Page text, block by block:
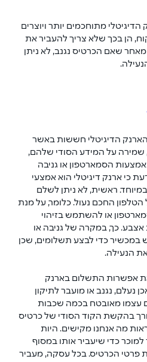
מתוחכמים יותר ויוצרים
הן בכך שלא צריך להעביר את
שאם הכרטיס נגנב, לא ניתן
הדיגיטלי חששות באשר
על המידע הסודי שלהם,
הסמארטפון או גניבה
כי ארנק דיגיטלי הוא אמצעי
ראשית, לא ניתן לשלם
החכם נעול. כלומר, על מנת
או להשתמש בזיהוי
אצבע. כך, במקרה של גניבה או
במכשיר כדי לבצע תשלומים, שכן
הנעילה.
את אפשרות התשלום בארנק
נעלם, נגנב או מועבר לתיקון
עצמו מאובטח בכמה שכבות
בהקשת הקוד הסודי של כרטיס
מה אנחנו מקישים. היות
כדי שיעביר אותו במסוף
פרטי הכרטיס. בכל עסקה, מעביר